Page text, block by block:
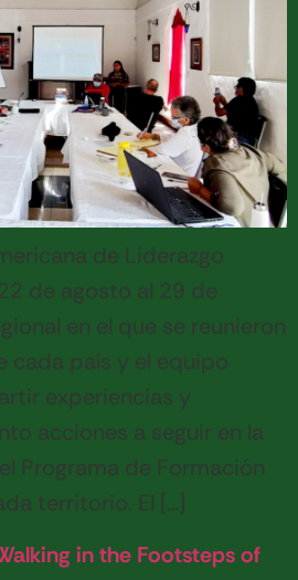
de Liderazgo
de agosto al 29 de
en el que se reunieron
cada país y el equipo
experiencias y
acciones a seguir en la
Programa de Formación
territorio. El […]
in the Footsteps of